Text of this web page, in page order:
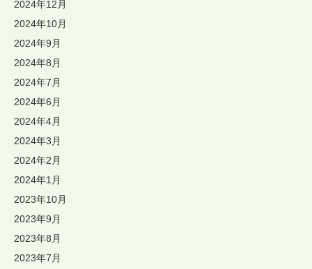
2024年12月
2024年10月
2024年9月
2024年8月
2024年7月
2024年6月
2024年4月
2024年3月
2024年2月
2024年1月
2023年10月
2023年9月
2023年8月
2023年7月